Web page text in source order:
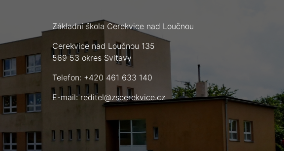
Základní škola Cerekvice nad Loučnou
Cerekvice nad Loučnou 135
569 53 okres Svitavy
Telefon: +420 461 633 140
E-mail:reditel@zscerekvice.cz